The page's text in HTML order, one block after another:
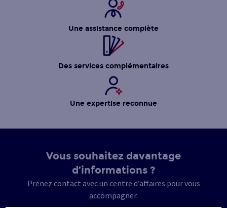
Une assistance complète
Des services complémentaires
Une expertise reconnue
Vous souhaitez davantage
d’informations ?
Prenez contact avec un centre d’affaires pour vous
accompagner.